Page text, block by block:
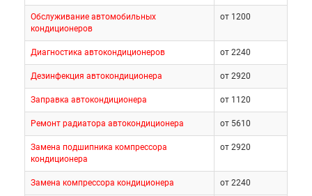
Обслуживание автомобильных
кондиционеров
от 1200
Диагностика автокондиционеров от 2240
Дезинфекция автокондиционера от 2920
Заправка автокондиционера от 1120
Ремонт радиатора автокондиционера от 5610
Замена подшипника компрессора
кондиционера
от 2920
Замена компрессора кондиционера от 2240